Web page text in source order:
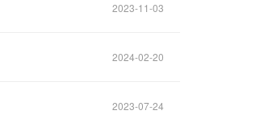
2023-11-03
2024-02-20
2023-07-24